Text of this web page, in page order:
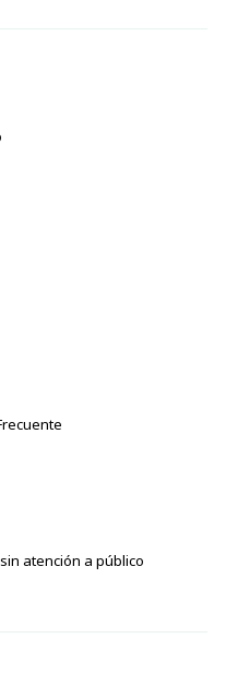
atención a público